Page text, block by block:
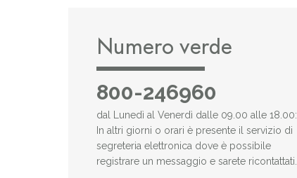
Numero verde
800-246960
dal Lunedì al Venerdì dalle 09.00 alle 18.00:
In altri giorni o orari è presente il servizio di
segreteria elettronica dove è possibile
registrare un messaggio e sarete ricontattati.